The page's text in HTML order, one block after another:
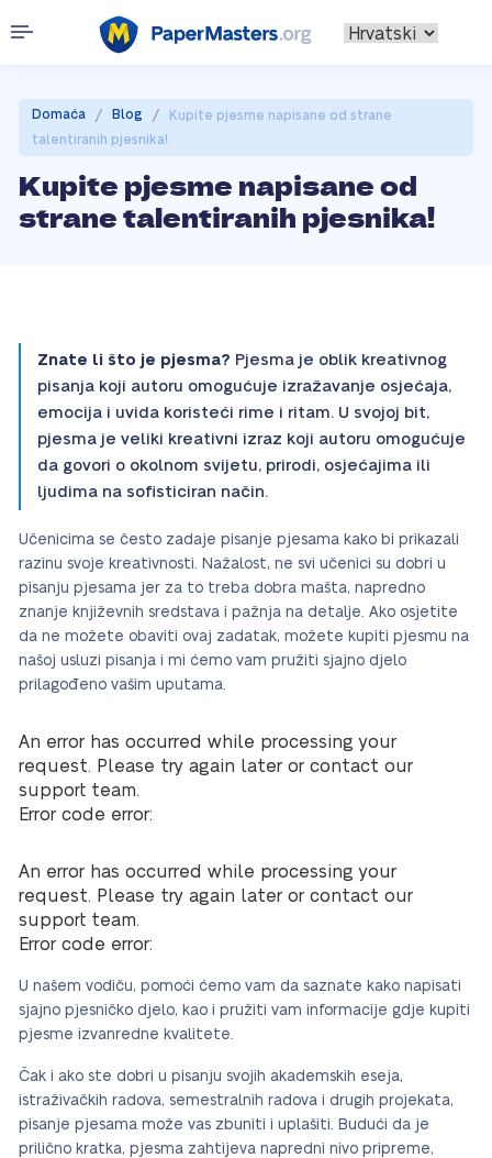
Domaća / Blog /
Kupite pjesme napisane od strane
talentiranih pjesnika!
Kupite pjesme napisane od
strane talentiranih pjesnika!
Znate li što je pjesma? Pjesma je oblik kreativnog
pisanja koji autoru omogućuje izražavanje osjećaja,
emocija i uvida koristeći rime i ritam. U svojoj bit,
pjesma je veliki kreativni izraz koji autoru omogućuje
da govori o okolnom svijetu, prirodi, osjećajima ili
ljudima na sofisticiran način.
Učenicima se često zadaje pisanje pjesama kako bi prikazali
razinu svoje kreativnosti. Nažalost, ne svi učenici su dobri u
pisanju pjesama jer za to treba dobra mašta, napredno
znanje književnih sredstava i pažnja na detalje. Ako osjetite
da ne možete obaviti ovaj zadatak, možete kupiti pjesmu na
našoj usluzi pisanja i mi ćemo vam pružiti sjajno djelo
prilagođeno vašim uputama.
An error has occurred while processing your
request. Please try again later or contact our
support team.
Error code error:
An error has occurred while processing your
request. Please try again later or contact our
support team.
Error code error:
U našem vodiču, pomoći ćemo vam da saznate kako napisati
sjajno pjesničko djelo, kao i pružiti vam informacije gdje kupiti
pjesme izvanredne kvalitete.
Čak i ako ste dobri u pisanju svojih akademskih eseja,
istraživačkih radova, semestralnih radova i drugih projekata,
pisanje pjesama može vas zbuniti i uplašiti. Budući da je
prilično kratka, pjesma zahtijeva napredni nivo pripreme,